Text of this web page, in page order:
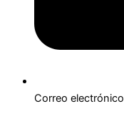
Correo electrónico